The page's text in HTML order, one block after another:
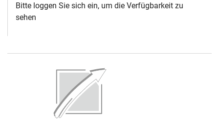
Bitte loggen Sie sich ein, um die Verfügbarkeit zu
sehen